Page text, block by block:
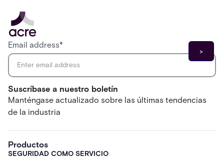
Suscríbase a nuestro boletín
Manténgase actualizado sobre las últimas tendencias
de la industria
Email address*
Productos
SEGURIDAD COMO SERVICIO